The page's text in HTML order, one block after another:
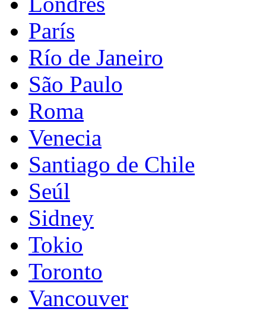
París
Río de Janeiro
São Paulo
Roma
Venecia
Santiago de Chile
Seúl
Sidney
Tokio
Toronto
Vancouver